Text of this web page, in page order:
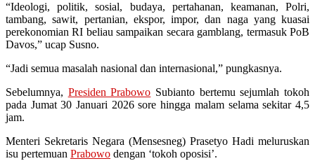
“Ideologi, politik, sosial, budaya, pertahanan, keamanan, Polri,
tambang, sawit, pertanian, ekspor, impor, dan naga yang kuasai
perekonomian RI beliau sampaikan secara gamblang, termasuk PoB
Davos,” ucap Susno.
“Jadi semua masalah nasional dan internasional,” pungkasnya.
Sebelumnya, Presiden Prabowo Subianto bertemu sejumlah tokoh
pada Jumat 30 Januari 2026 sore hingga malam selama sekitar 4,5
jam.
Menteri Sekretaris Negara (Mensesneg) Prasetyo Hadi meluruskan
isu pertemuan Prabowo dengan ‘tokoh oposisi’.